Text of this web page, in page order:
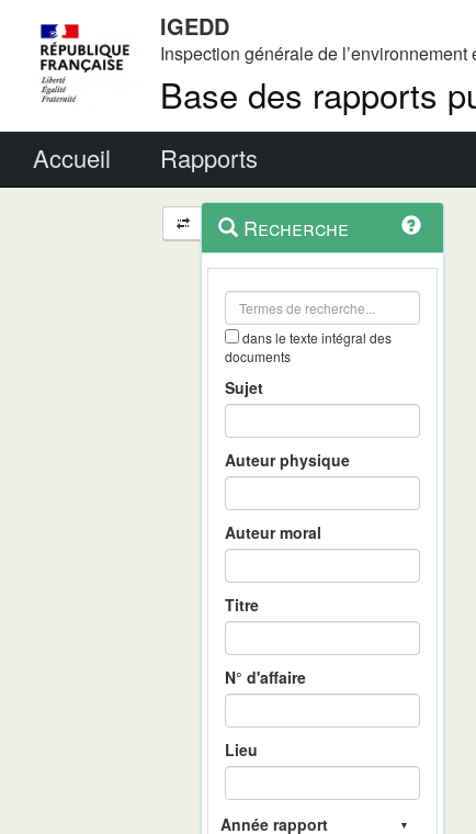
IGEDD
Inspection générale de
Base des rapports
Accueil Rapports
Navigation
et
outils
contextuel
Recherche
dans le texte intégral des
documents
Sujet
Auteur physique
Auteur moral
Titre
N° d'affaire
Lieu